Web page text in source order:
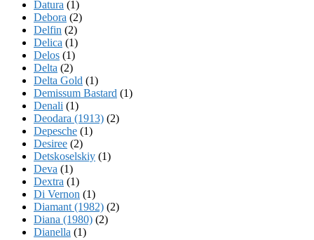
Datura (1)
Debora (2)
Delfin (2)
Delica (1)
Delos (1)
Delta (2)
Delta Gold (1)
Demissum Bastard (1)
Denali (1)
Deodara (1913) (2)
Depesche (1)
Desiree (2)
Detskoselskiy (1)
Deva (1)
Dextra (1)
Di Vernon (1)
Diamant (1982) (2)
Diana (1980) (2)
Dianella (1)